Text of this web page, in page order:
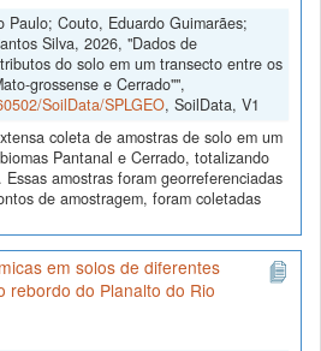
Paulo; Couto, Eduardo Guimarães;
Silva, 2026, "Dados de
do solo em um transecto entre os
grossense e Cerrado"",
SoilData/SPLGEO, SoilData, V1
coleta de amostras de solo em um
Pantanal e Cerrado, totalizando
amostras foram georreferenciadas
de amostragem, foram coletadas
em solos de diferentes
rebordo do Planalto do Rio